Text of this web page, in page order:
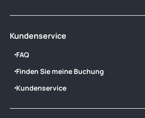
Kundenservice
FAQ
Finden Sie meine Buchung
Kundenservice